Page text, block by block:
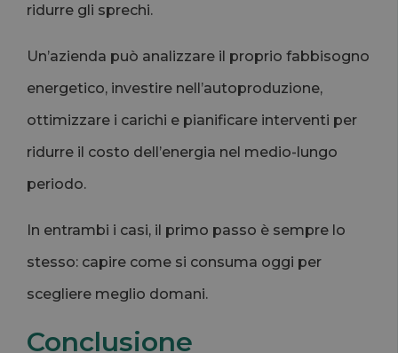
ridurre gli sprechi.
Un’azienda può analizzare il proprio fabbisogno
energetico, investire nell’autoproduzione,
ottimizzare i carichi e pianificare interventi per
ridurre il costo dell’energia nel medio-lungo
periodo.
In entrambi i casi, il primo passo è sempre lo
stesso: capire come si consuma oggi per
scegliere meglio domani.
Conclusione